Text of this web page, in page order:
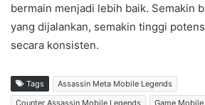
bermain menjadi lebih baik. Semakin
yang dijalankan, semakin tinggi
secara konsisten.
Tags
Assassin Meta Mobile Legends
Counter Assassin Mobile Legends
Game